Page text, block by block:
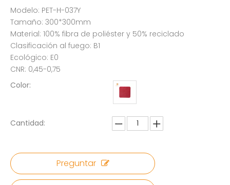
Modelo: PET-H-037Y
Tamaño: 300*300mm
Material: 100% fibra de poliéster y 50% reciclado
Clasificación al fuego: B1
Ecológico: E0
CNR: 0,45-0,75
Color:
Cantidad:
Preguntar